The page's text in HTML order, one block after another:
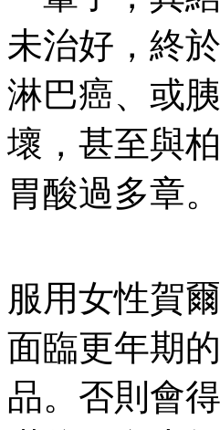
未治好，終
淋巴癌、或
壞，甚至與
胃酸過多章。
服用女性賀
面臨更年期
品。否則會